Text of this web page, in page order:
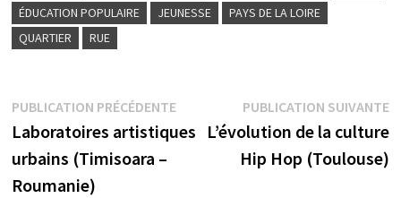
ÉDUCATION POPULAIRE
JEUNESSE
PAYS DE LA LOIRE
QUARTIER
RUE
Navigation
de
l’article
PUBLICATION PRÉCÉDENTEPublication
précédente :
Laboratoires artistiques
urbains (Timisoara –
Roumanie)
PUBLICATION SUIVANTE
L’évolution de la culture
Hip Hop (Toulouse)